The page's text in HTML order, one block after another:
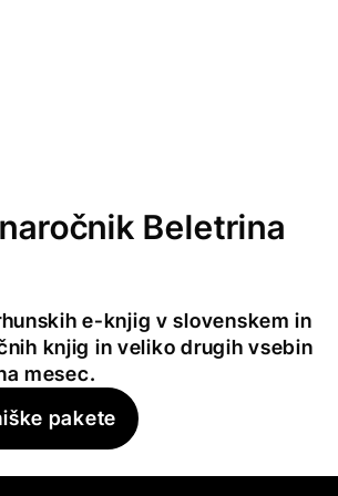
Beletrina
e-knjig v slovenskem in
knjig in veliko drugih vsebin
mesec.
pakete